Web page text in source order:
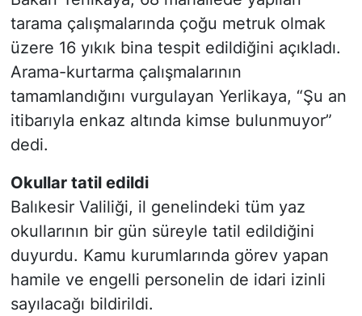
tarama çalışmalarında çoğu metruk olmak
üzere 16 yıkık bina tespit edildiğini açıkladı.
Arama-kurtarma çalışmalarının
tamamlandığını vurgulayan Yerlikaya, “Şu an
itibarıyla enkaz altında kimse bulunmuyor”
dedi.
Okullar tatil edildi
Balıkesir Valiliği, il genelindeki tüm yaz
okullarının bir gün süreyle tatil edildiğini
duyurdu. Kamu kurumlarında görev yapan
hamile ve engelli personelin de idari izinli
sayılacağı bildirildi.